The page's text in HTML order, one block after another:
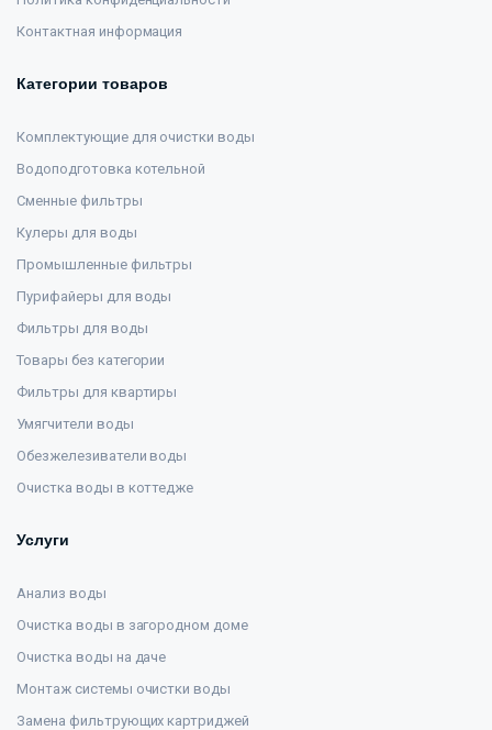
Контактная информация
Категории товаров
Комплектующие для очистки воды
Водоподготовка котельной
Сменные фильтры
Кулеры для воды
Промышленные фильтры
Пурифайеры для воды
Фильтры для воды
Товары без категории
Фильтры для квартиры
Умягчители воды
Обезжелезиватели воды
Очистка воды в коттедже
Услуги
Анализ воды
Очистка воды в загородном доме
Очистка воды на даче
Монтаж системы очистки воды
Замена фильтрующих картриджей